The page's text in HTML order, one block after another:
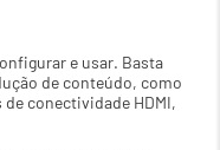
e usar. Basta
de conteúdo, como
conectividade HDMI,